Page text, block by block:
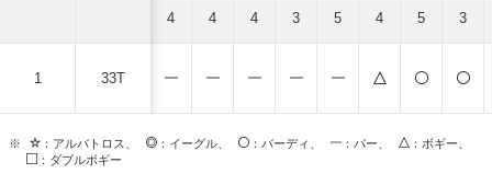
1 33T
4 4 4 3 5 4 5 3
※ ：アルバトロス、 ：イーグル、 ：バーディ、 ：パー、
：ボギー、
：ダブルボギー